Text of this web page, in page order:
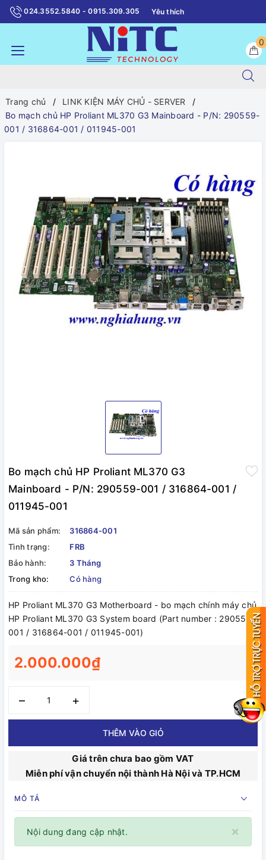
024.3552.5840 - 0915.309.305 Yêu thích
0
Trang chủ
LINK KIỆN MÁY CHỦ - SERVER
Bo mạch chủ HP Proliant ML370 G3 Mainboard - P/N: 290559-
001 / 316864-001 / 011945-001
Bo mạch chủ HP Proliant ML370 G3
Mainboard - P/N: 290559-001 / 316864-001 /
011945-001
Mã sản phẩm:
316864-001
Tình trạng:
FRB
Bảo hành:
3 Tháng
Trong kho:
Có hàng
HP Proliant ML370 G3 Motherboard - bo mạch chính máy chủ
HP Proliant ML370 G3 System board (Part number : 290559-
001 / 316864-001 / 011945-001)
2.000.000₫
– +
THÊM VÀO GIỎ
Giá trên chưa bao gồm VAT
Miễn phí vận chuyển nội thành Hà Nội và TP.HCM
MÔ TẢ
×
Nội dung đang cập nhật.